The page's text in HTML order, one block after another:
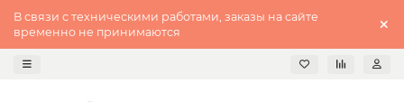
В связи с техническими работами, заказы на сайте
временно не принимаются